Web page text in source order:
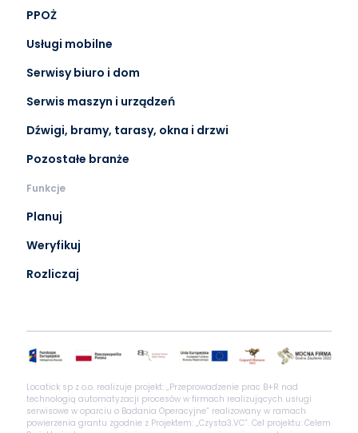
PPOŻ
Usługi mobilne
Serwisy biuro i dom
Serwis maszyn i urządzeń
Dźwigi, bramy, tarasy, okna i drzwi
Pozostałe branże
Funkcje
Planuj
Weryfikuj
Rozliczaj
Locatick sp z o.o. realizuje projekt: „Przeprowadzenie prac B+R nad
technologią automatyzacji procesów w firmach realizujących usługi
serwisowe w oparciu o Badania Operacyjne” realizowany w ramach
powierzenia grantu zgodnie z Projektem: „Czysta3.VC”. Cel projektu: Celem